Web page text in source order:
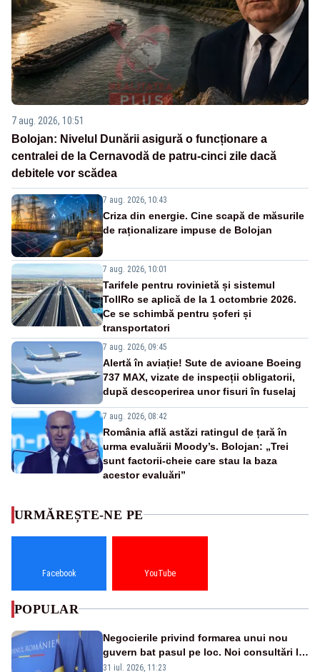
7 aug. 2026, 10:51
Bolojan: Nivelul Dunării asigură o funcționare a
centralei de la Cernavodă de patru-cinci zile dacă
debitele vor scădea
7 aug. 2026, 10:43
Criza din energie. Cine scapă de măsurile
de raționalizare impuse de Bolojan
7 aug. 2026, 10:01
Tarifele pentru rovinietă și sistemul
TollRo se aplică de la 1 octombrie 2026.
Ce se schimbă pentru șoferi și
transportatori
7 aug. 2026, 09:45
Alertă în aviație! Sute de avioane Boeing
737 MAX, vizate de inspecții obligatorii,
după descoperirea unor fisuri în fuselaj
7 aug. 2026, 08:42
România află astăzi ratingul de țară în
urma evaluării Moody’s. Bolojan: „Trei
sunt factorii-cheie care stau la baza
acestor evaluări”
URMĂREȘTE-NE PE
Facebook YouTube
POPULAR
Negocierile privind formarea unui nou
guvern bat pasul pe loc. Noi consultări la
Cotroceni, așteptate după mijlocul lunii
31 iul. 2026, 11:23